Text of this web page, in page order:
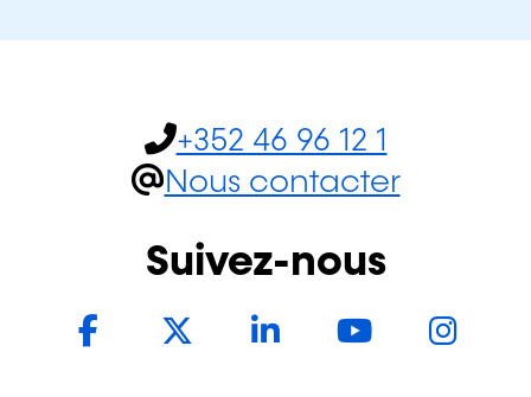
+352 46 96 12 1
Nous contacter
Suivez-nous
FacebookTwitter LinkedInYouTube